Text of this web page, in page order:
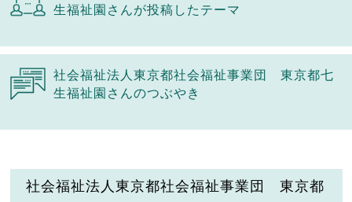
生福祉園さんが投稿したテーマ
社会福祉法人東京都社会福祉事業団 東京都七
生福祉園さんのつぶやき
社会福祉法人東京都社会福祉事業団 東京都